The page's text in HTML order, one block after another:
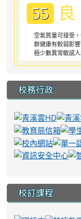
55 良
空氣質量可接受
群健康有較弱影響
極少數異常敏感
校務行政
校訂課程